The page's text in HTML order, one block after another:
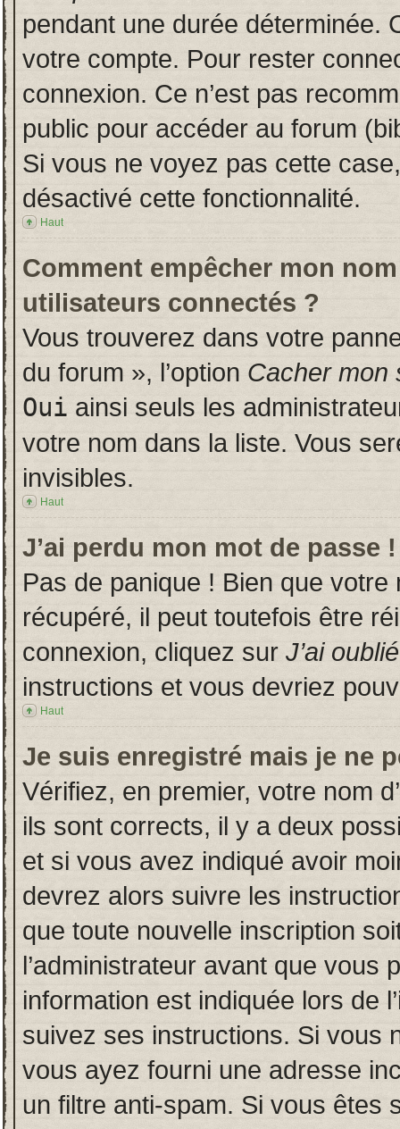
pendant une durée déterminée.
votre compte. Pour rester
connexion. Ce n’est pas
public pour accéder au forum
Si vous ne voyez pas cette
désactivé cette fonctionnalité.
Haut
Comment empêcher mon
utilisateurs connectés ?
Vous trouverez dans votre
du forum », l’option Cacher mon
Oui ainsi seuls les
votre nom dans la liste. Vous
invisibles.
Haut
J’ai perdu mon mot de passe !
Pas de panique ! Bien que
récupéré, il peut toutefois être
connexion, cliquez sur J’ai
instructions et vous devriez
Haut
Je suis enregistré mais je ne
Vérifiez, en premier, votre nom
ils sont corrects, il y a deux
et si vous avez indiqué avoir
devrez alors suivre les
que toute nouvelle inscription
l’administrateur avant que vous
information est indiquée lors de
suivez ses instructions. Si vous
vous ayez fourni une adresse
un filtre anti-spam. Si vous êtes